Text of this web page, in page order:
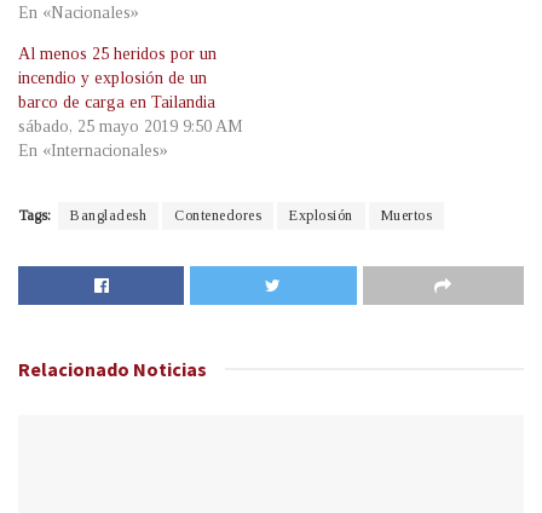
En «Nacionales»
Al menos 25 heridos por un
incendio y explosión de un
barco de carga en Tailandia
sábado, 25 mayo 2019 9:50 AM
En «Internacionales»
Tags: Bangladesh Contenedores Explosión Muertos
Relacionado Noticias